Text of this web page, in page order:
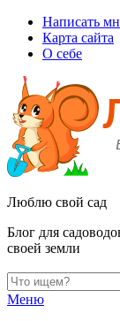
Написать
Карта сайта
О себе
Люблю свой сад
Блог для
своей земли
Меню